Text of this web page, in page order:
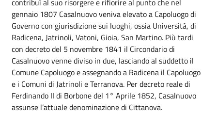
gennaio 1807 Casalnuovo veniva elevato a Capoluogo di
Governo con giurisdizione sui luoghi, ossia Università, di
Radicena, Jatrinoli, Vatoni, Gioia, San Martino. Più tardi
con decreto del 5 novembre 1841 il Circondario di
Casalnuovo venne diviso in due, lasciando al suddetto il
Comune Capoluogo e assegnando a Radicena il Capoluogo
e i Comuni di Jatrinoli e Terranova. Per decreto reale di
Ferdinando II di Borbone del 1° Aprile 1852, Casalnuovo
assunse l’attuale denominazione di Cittanova.